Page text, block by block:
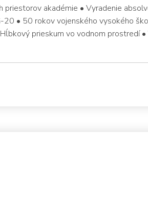
priestorov akadémie • Vyradenie
20 • 50 rokov vojenského vysokého
prieskum vo vodnom prostredí